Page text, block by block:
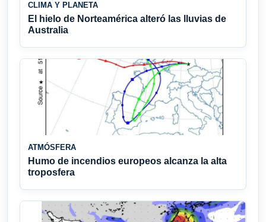
CLIMA Y PLANETA
El hielo de Norteamérica alteró las lluvias de
Australia
ATMÓSFERA
Humo de incendios europeos alcanza la alta
troposfera